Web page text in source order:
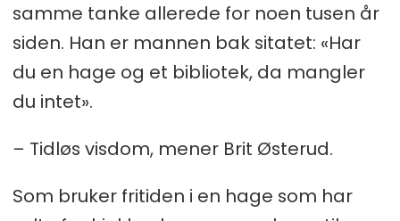
samme tanke allerede for noen tusen år
siden. Han er mannen bak sitatet: «Har
du en hage og et bibliotek, da mangler
du intet».
– Tidløs visdom, mener Brit Østerud.
Som bruker fritiden i en hage som har